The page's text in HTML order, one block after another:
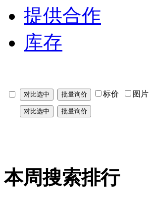
提供合作
库存
标价 图片
本周搜索排行